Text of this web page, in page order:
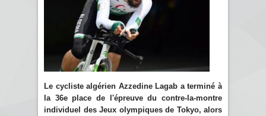
Le cycliste algérien Azzedine Lagab a terminé à
la 36e place de l'épreuve du contre-la-montre
individuel des Jeux olympiques de Tokyo, alors